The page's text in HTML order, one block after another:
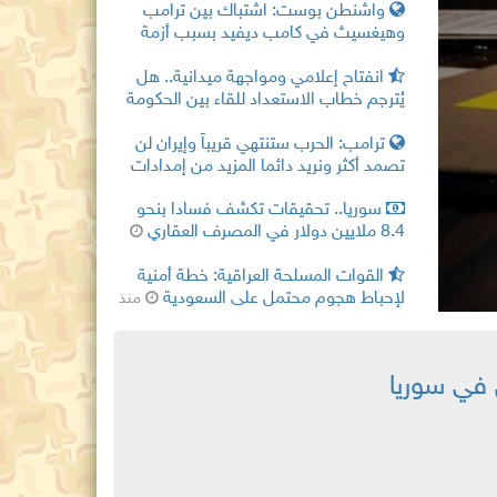
تكشف فسادا بنحو 8.4 ملايين
على
في
لقصف
واشنطن بوست: اشتباك بين ترامب
وهيغسيث في كامب ديفيد بسبب أزمة
ساعتينانفتاح إعلامي ومواجهة ميدانية.. هل
يُترجم خطاب الاستعداد للقاء بين الحكومة
منذ ساعتين
ترامب: الحرب ستنتهي قريباً وإيران لن
تصمد أكثر ونريد دائما المزيد من إمدادات
سوريا.. تحقيقات تكشف فسادا بنحو
8.4 ملايين دولار في المصرف العقاري
القوات المسلحة العراقية: خطة أمنية
لإحباط هجوم محتمل على السعودية
منذ
في سوريا